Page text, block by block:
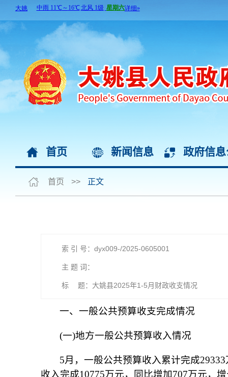
首页 新闻信息 政府信
首页 >> 正文
索 引 号：dyx009-/2025-0605001
主 题 词：
标 题：大姚县2025年1-5月财政收支情况
一、一般公共预算收支完成情况
(一)地方一般公共预算收入情况
5月，一般公共预算收入累计完成
收入完成10775万元，同比增加707万元，